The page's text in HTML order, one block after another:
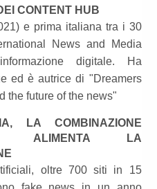
CONTENT HUB
e prima italiana tra i 30
News and Media
digitale. Ha
ed è autrice di "Dreamers
the future of the news"
LA COMBINAZIONE
ALIMENTA LA
oltre 700 siti in 15